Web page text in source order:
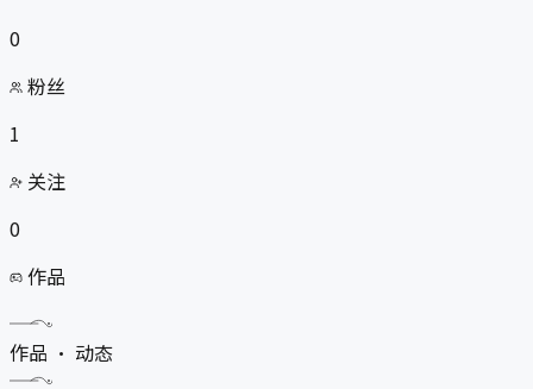
0
粉丝
1
关注
0
作品
作品 · 动态